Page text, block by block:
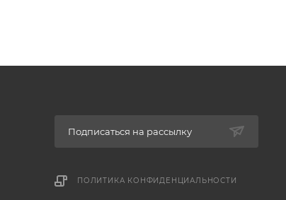
Подписаться на рассылку
ПОЛИТИКА КОНФИДЕНЦИАЛЬНОСТИ